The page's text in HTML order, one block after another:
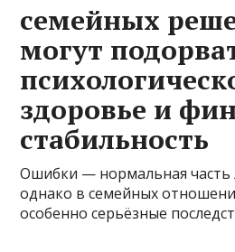
семейных
могут
здоровье и
стабильность
Ошибки — нормальная часть
однако в семейных
особенно серьёзные